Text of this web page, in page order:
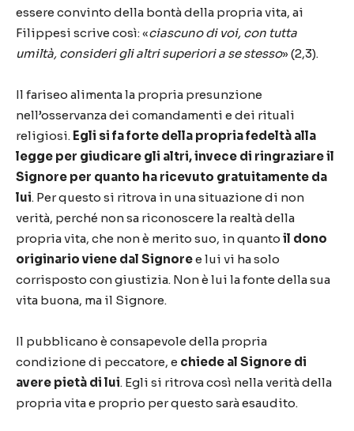
essere convinto della bontà della propria vita, ai
Filippesi scrive così: «ciascuno di voi, con tutta
umiltà, consideri gli altri superiori a se stesso» (2,3).
Il fariseo alimenta la propria presunzione
nell’osservanza dei comandamenti e dei rituali
religiosi. Egli si fa forte della propria fedeltà alla
legge per giudicare gli altri, invece di ringraziare il
Signore per quanto ha ricevuto gratuitamente da
lui. Per questo si ritrova in una situazione di non
verità, perché non sa riconoscere la realtà della
propria vita, che non è merito suo, in quanto il dono
originario viene dal Signoree lui vi ha solo
corrisposto con giustizia. Non è lui la fonte della sua
vita buona, ma il Signore.
Il pubblicano è consapevole della propria
condizione di peccatore, e chiede al Signore di
avere pietà di lui. Egli si ritrova così nella verità della
propria vita e proprio per questo sarà esaudito.